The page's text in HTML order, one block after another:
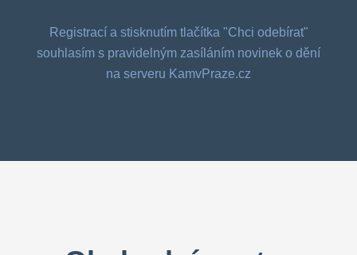
Registrací a stisknutím tlačítka "Chci odebírat"
souhlasím s pravidelným zasíláním novinek o dění
na serveru KamvPraze.cz